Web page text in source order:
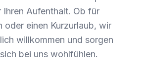
Ihren Aufenthalt. Ob für
oder einen Kurzurlaub, wir
willkommen und sorgen
bei uns wohlfühlen.